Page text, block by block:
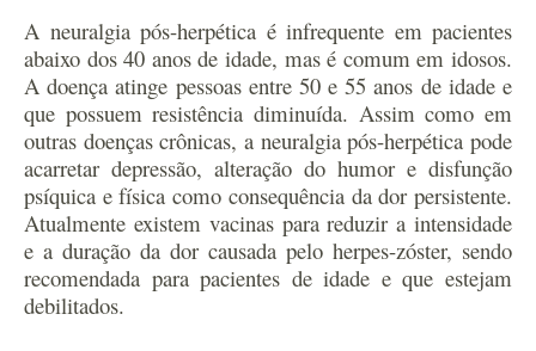
A neuralgia pós-herpética é infrequente em pacientes
abaixo dos 40 anos de idade, mas é comum em idosos.
A doença atinge pessoas entre 50 e 55 anos de idade e
que possuem resistência diminuída. Assim como em
outras doenças crônicas, a neuralgia pós-herpética pode
acarretar depressão, alteração do humor e disfunção
psíquica e física como consequência da dor persistente.
Atualmente existem vacinas para reduzir a intensidade
e a duração da dor causada pelo herpes-zóster, sendo
recomendada para pacientes de idade e que estejam
debilitados.